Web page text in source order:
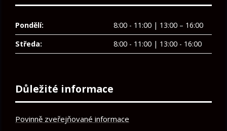
Pondělí:
8:00 - 11:00 | 13:00 – 16:00
Středa:
8:00 - 11:00 | 13:00 - 16:00
Důležité informace
Povinně zveřejňované informace